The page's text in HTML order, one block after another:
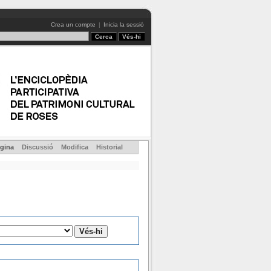
Crea un compte | Inicia la sessió
Discussió Modifica Historial